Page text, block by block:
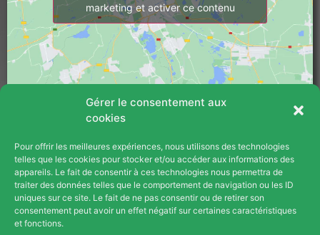
Gérer le consentement aux
cookies
Pour offrir les meilleures expériences, nous utilisons des technologies
telles que les cookies pour stocker et/ou accéder aux informations des
appareils. Le fait de consentir à ces technologies nous permettra de
traiter des données telles que le comportement de navigation ou les ID
uniques sur ce site. Le fait de ne pas consentir ou de retirer son
consentement peut avoir un effet négatif sur certaines caractéristiques
et fonctions.
marketing et activer ce contenu
PLAN DU SITE
Blog
Contact